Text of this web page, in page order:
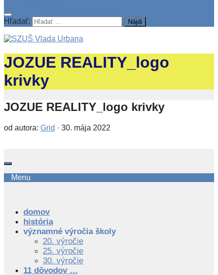
Hľadať:
JOZUE REALITY_logo
krivky
JOZUE REALITY_logo krivky
od autora: Grid · 30. mája 2022
Menu
domov
história
významné výročia školy
20. výročie
25. výročie
30. výročie
11 dôvodov …